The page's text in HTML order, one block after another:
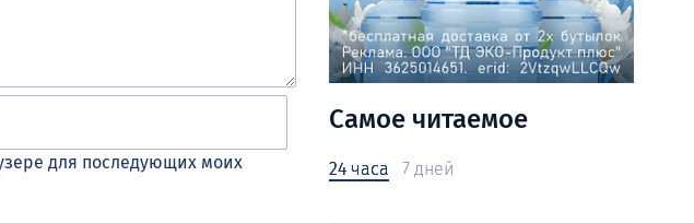
для последующих моих
Самое читаемое
24 часа 7 дней